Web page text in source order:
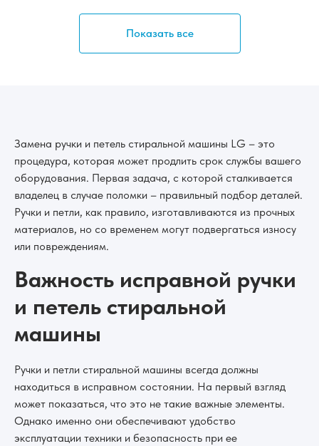
Показать все
Замена ручки и петель стиральной машины LG – это
процедура, которая может продлить срок службы вашего
оборудования. Первая задача, с которой сталкивается
владелец в случае поломки – правильный подбор деталей.
Ручки и петли, как правило, изготавливаются из прочных
материалов, но со временем могут подвергаться износу
или повреждениям.
Важность исправной ручки
и петель стиральной
машины
Ручки и петли стиральной машины всегда должны
находиться в исправном состоянии. На первый взгляд
может показаться, что это не такие важные элементы.
Однако именно они обеспечивают удобство
эксплуатации техники и безопасность при ее